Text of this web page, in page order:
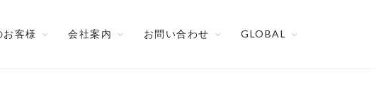
お客様 会社案内 お問い合わせ GLOBAL